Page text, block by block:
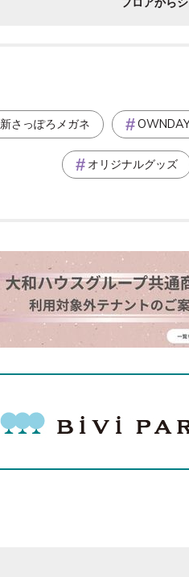
新さっぽろメガネ
オリジナルグッズ